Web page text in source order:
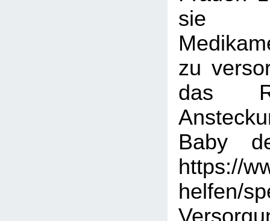
sie
zu
das
Baby
https://
helfen/